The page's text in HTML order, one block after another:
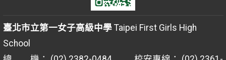
臺北市立第一女子高級中學Taipei First Girls High
School